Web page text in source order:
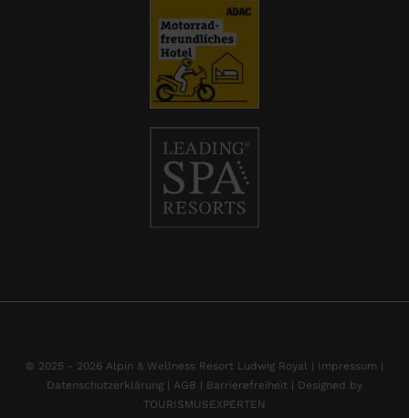
© 2025 - 2026 Alpin & Wellness Resort Ludwig Royal | Impressum |
Datenschutzerklärung | AGB | Barrierefreiheit | Designed by
TOURISMUSEXPERTEN